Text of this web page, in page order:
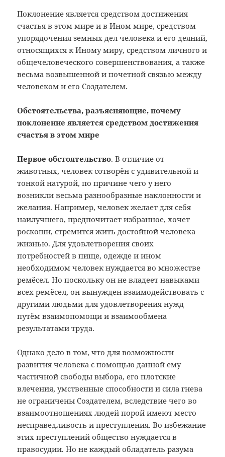
Поклонение является средством достижения
счастья в этом мире и в Ином мире, средством
упорядочения земных дел человека и его деяний,
относящихся к Иному миру, средством личного и
общечеловеческого совершенствования, а также
весьма возвышенной и почетной связью между
человеком и его Создателем.
Обстоятельства, разъясняющие, почему
поклонение является средством достижения
счастья в этом мире
Первое обстоятельство. В отличие от
животных, человек сотворён с удивительной и
тонкой натурой, по причине чего у него
возникли весьма разнообразные наклонности и
желания. Например, человек желает для себя
наилучшего, предпочитает избранное, хочет
роскоши, стремится жить достойной человека
жизнью. Для удовлетворения своих
потребностей в пище, одежде и ином
необходимом человек нуждается во множестве
ремёсел. Но поскольку он не владеет навыками
всех ремёсел, он вынужден взаимодействовать с
другими людьми для удовлетворения нужд
путём взаимопомощи и взаимообмена
результатами труда.
Однако дело в том, что для возможности
развития человека с помощью данной ему
частичной свободы выбора, его плотские
влечения, умственные способности и сила гнева
не ограничены Создателем, вследствие чего во
взаимоотношениях людей порой имеют место
несправедливость и преступления. Во избежание
этих преступлений общество нуждается в
правосудии. Но не каждый обладатель разума